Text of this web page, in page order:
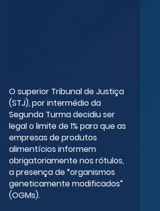
O superior Tribunal de Justiça
(STJ), por intermédio da
Segunda Turma decidiu ser
legal o limite de 1% para que as
empresas de produtos
alimentícios informem
obrigatoriamente nos rótulos,
a presença de “organismos
geneticamente modificados”
(OGMs).